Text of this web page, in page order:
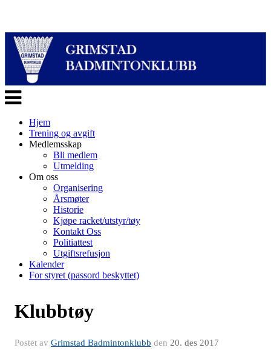
Veksle
navigasjon
Hjem
Trening og avgift
Medlemsskap
Bli medlem
Utmelding
Om oss
Organisering
Årsmøter
Historie
Kjøpe racket/utstyr/tøy
Kontakt Oss
Politiattest
Utgiftsrefusjon
Kalender
For styret (passord beskyttet)
Klubbtøy
Postet av Grimstad Badmintonklubb den 20. des 2017